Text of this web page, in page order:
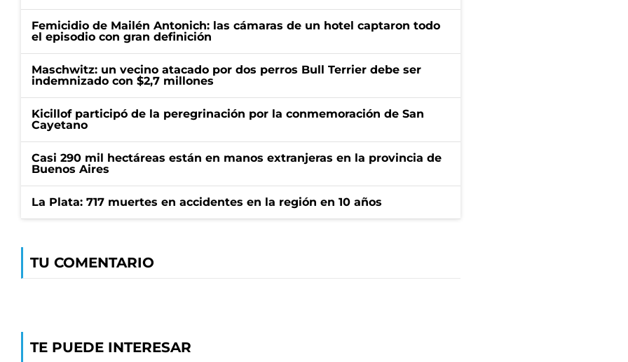
Femicidio de Mailén Antonich: las cámaras de un hotel captaron todo
el episodio con gran definición
Maschwitz: un vecino atacado por dos perros Bull Terrier debe ser
indemnizado con $2,7 millones
Kicillof participó de la peregrinación por la conmemoración de San
Cayetano
Casi 290 mil hectáreas están en manos extranjeras en la provincia de
Buenos Aires
La Plata: 717 muertes en accidentes en la región en 10 años
TU COMENTARIO
TE PUEDE INTERESAR